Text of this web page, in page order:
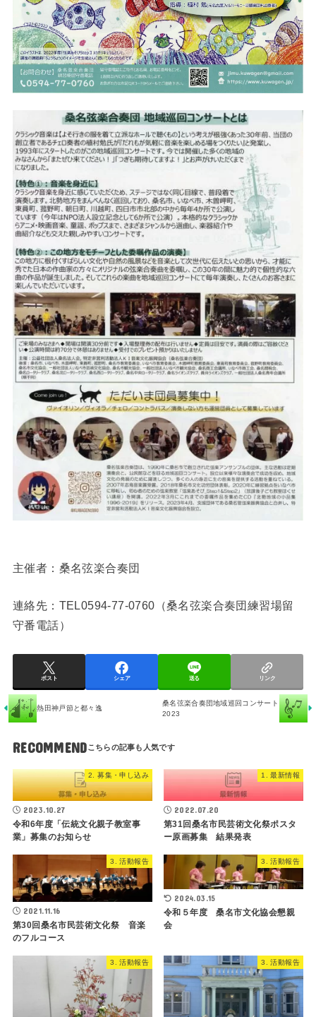
主催者：桑名弦楽合奏団
連絡先：TEL0594-77-0760（桑名弦楽合奏団練習場留
守番電話）
ポスト シェア 送る リンク
熱田神戸節と都々逸
桑名弦楽合奏団地域巡回コンサート
2023
RECOMMEND
2. 募集・申し込み
2023.10.27
令和6年度「伝統文化親子教室事
業」募集のお知らせ
1. 最新情報
2022.07.20
第31回桑名市民芸術文化祭ポスタ
ー原画募集 結果発表
3. 活動報告
2021.11.16
第30回桑名市民芸術文化祭 音楽
のフルコース
3. 活動報告
2024.03.15
令和５年度 桑名市文化協会懇親
会
3. 活動報告 3. 活動報告